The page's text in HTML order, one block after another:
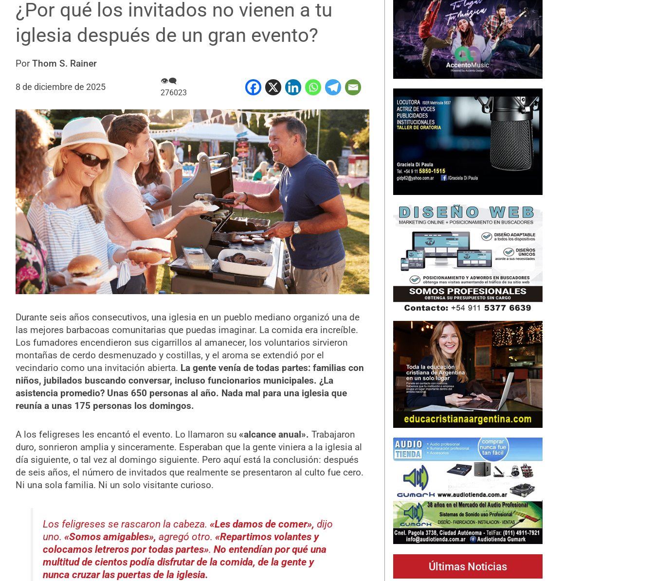
¿Por qué los invitados no vienen a tu
iglesia después de un gran evento?
PorThom S. Rainer
8 de diciembre de 2025
👁‍🗨
276023
Durante seis años consecutivos, una iglesia en un pueblo mediano organizó una de
las mejores barbacoas comunitarias que puedas imaginar. La comida era increíble.
Los fumadores encendieron sus cigarrillos al amanecer, los voluntarios sirvieron
montañas de cerdo desmenuzado y costillas, y el aroma se extendió por el
vecindario como una invitación abierta. La gente venía de todas partes: familias con
niños, jubilados buscando conversar, incluso funcionarios municipales. ¿La
asistencia promedio? Unas 650 personas al año. Nada mal para una iglesia que
reunía a unas 175 personas los domingos.
A los feligreses les encantó el evento. Lo llamaron su «alcance anual». Trabajaron
duro, sonrieron amplia y sinceramente. Esperaban que la gente viniera a la iglesia al
día siguiente, o tal vez al domingo siguiente. Pero aquí está la conclusión: después
de seis años, el número de invitados que realmente se presentaron al culto fue cero.
Ni una sola familia. Ni un solo visitante curioso.
Los feligreses se rascaron la cabeza. «Les damos de comer», dijo
uno. «Somos amigables», agregó otro. «Repartimos volantes y
colocamos letreros por todas partes». No entendían por qué una
multitud de cientos podía disfrutar de la comida, de la gente y
nunca cruzar las puertas de la iglesia.
Últimas Noticias